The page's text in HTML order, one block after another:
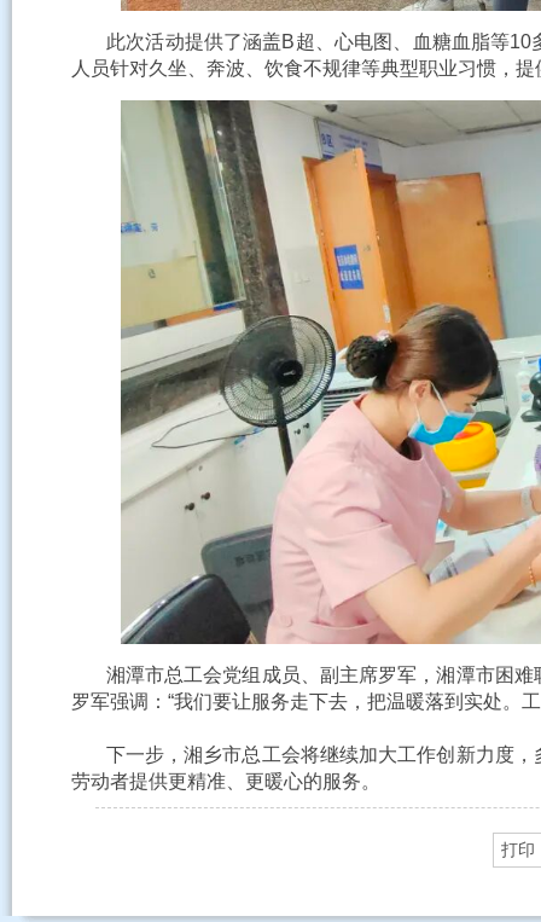
此次活动提供了涵盖B超、心电图、血糖血脂等10
人员针对久坐、奔波、饮食不规律等典型职业习惯，提
湘潭市总工会党组成员、副主席罗军，湘潭市困难
罗军强调：“我们要让服务走下去，把温暖落到实处。
下一步，湘乡市总工会将继续加大工作创新力度，
劳动者提供更精准、更暖心的服务。
打印